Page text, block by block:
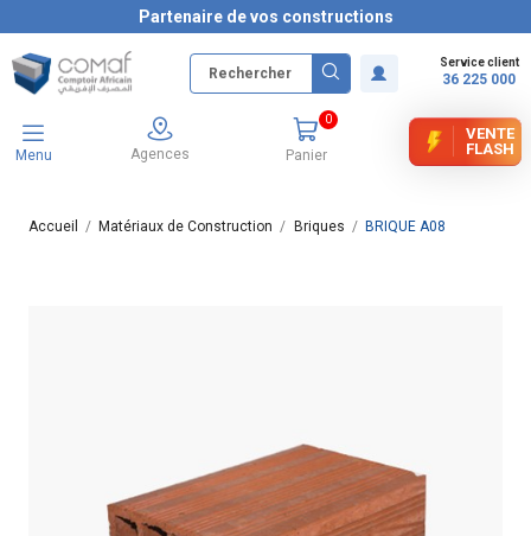
Partenaire de vos constructions
Service client
36 225 000
Menu Agences Panier
0
VENTE
FLASH
Accueil Matériaux de Construction Briques BRIQUE A08